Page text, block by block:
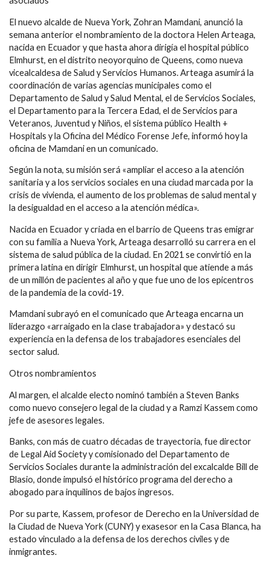
El nuevo alcalde de Nueva York, Zohran Mamdani, anunció la
semana anterior el nombramiento de la doctora Helen Arteaga,
nacida en Ecuador y que hasta ahora dirigía el hospital público
Elmhurst, en el distrito neoyorquino de Queens, como nueva
vicealcaldesa de Salud y Servicios Humanos. Arteaga asumirá la
coordinación de varias agencias municipales como el
Departamento de Salud y Salud Mental, el de Servicios Sociales,
el Departamento para la Tercera Edad, el de Servicios para
Veteranos, Juventud y Niños, el sistema público Health +
Hospitals y la Oficina del Médico Forense Jefe, informó hoy la
oficina de Mamdani en un comunicado.
Según la nota, su misión será «ampliar el acceso a la atención
sanitaria y a los servicios sociales en una ciudad marcada por la
crisis de vivienda, el aumento de los problemas de salud mental y
la desigualdad en el acceso a la atención médica».
Nacida en Ecuador y criada en el barrio de Queens tras emigrar
con su familia a Nueva York, Arteaga desarrolló su carrera en el
sistema de salud pública de la ciudad. En 2021 se convirtió en la
primera latina en dirigir Elmhurst, un hospital que atiende a más
de un millón de pacientes al año y que fue uno de los epicentros
de la pandemia de la covid-19.
Mamdani subrayó en el comunicado que Arteaga encarna un
liderazgo «arraigado en la clase trabajadora» y destacó su
experiencia en la defensa de los trabajadores esenciales del
sector salud.
Otros nombramientos
Al margen, el alcalde electo nominó también a Steven Banks
como nuevo consejero legal de la ciudad y a Ramzi Kassem como
jefe de asesores legales.
Banks, con más de cuatro décadas de trayectoria, fue director
de Legal Aid Society y comisionado del Departamento de
Servicios Sociales durante la administración del excalcalde Bill de
Blasio, donde impulsó el histórico programa del derecho a
abogado para inquilinos de bajos ingresos.
Por su parte, Kassem, profesor de Derecho en la Universidad de
la Ciudad de Nueva York (CUNY) y exasesor en la Casa Blanca, ha
estado vinculado a la defensa de los derechos civiles y de
inmigrantes.